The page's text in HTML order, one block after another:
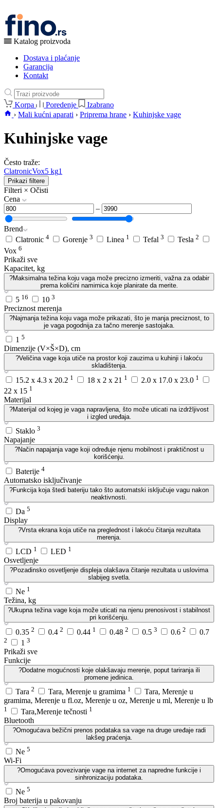
Katalog proizvoda
Dostava i plaćanje
Garancija
Kontakt
Korpa Poredenje
Izabrano
› Mali kućni aparati › Priprema hrane › Kuhinjske vage
Kuhinjske vage
Često traže:
ClatronicVox5 kg1
Prikazi filtere
Filteri × Očisti
Cena
–
Brend
Clatronic 4 Gorenje 3 Linea 1 Tefal 3 Tesla 2
Vox 6
Prikaži sve
Kapacitet, kg
?Maksimalna težina koju vaga može precizno izmeriti, važna za odabir
prema količini namirnica koje planirate da merite.
5 16 10 3
Preciznost merenja
?Najmanja težina koju vaga može prikazati, što je manja preciznost, to
je vaga pogodnija za tačno merenje sastojaka.
1 5
Dimenzije (V×Š×D), cm
?Veličina vage koja utiče na prostor koji zauzima u kuhinji i lakoću
skladištenja.
15.2 x 4.3 x 20.2 1 18 x 2 x 21 1 2.0 x 17.0 x 23.0 1
22 x 15 1
Materijal
?Materijal od kojeg je vaga napravljena, što može uticati na izdržljivost
i izgled uređaja.
Staklo 3
Napajanje
?Način napajanja vage koji određuje njenu mobilnost i praktičnost u
korišćenju.
Baterije 4
Automatsko isključivanje
?Funkcija koja štedi bateriju tako što automatski isključuje vagu nakon
neaktivnosti.
Da 5
Display
?Vrsta ekrana koja utiče na preglednost i lakoću čitanja rezultata
merenja.
LCD 1 LED 1
Osvetljenje
?Pozadinsko osvetljenje displeja olakšava čitanje rezultata u uslovima
slabijeg svetla.
Ne 1
Težina, kg
?Ukupna težina vage koja može uticati na njenu prenosivost i stabilnost
pri korišćenju.
0.35 2 0.4 2 0.44 1 0.48 2 0.5 3 0.6 2 0.7
2 1 3
Prikaži sve
Funkcije
?Dodatne mogućnosti koje olakšavaju merenje, poput tariranja ili
promene jedinica.
Tara 2 Tara, Merenje u gramima 1
Tara, Merenje u
gramima, Merenje u fl.oz, Merenje u oz, Merenje u ml, Merenje u lb
1 Tara,Merenje tečnosti 1
Bluetooth
?Omogućava bežični prenos podataka sa vage na druge uređaje radi
lakšeg praćenja.
Ne 5
Wi-Fi
?Omogućava povezivanje vage na internet za napredne funkcije i
sinhronizaciju podataka.
Ne 5
Broj baterija u pakovanju